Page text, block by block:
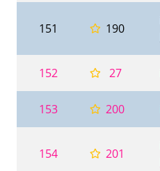
151 190
152 27
153 200
154 201